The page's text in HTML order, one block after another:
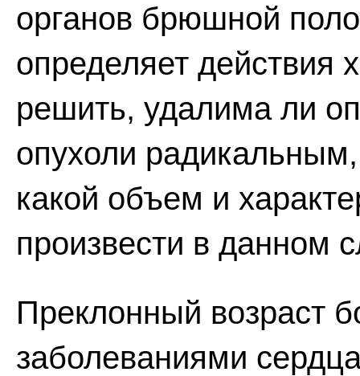
органов брюшной
определяет действия
решить, удалима ли
опухоли радикальным,
какой объем и
произвести в данном
Преклонный возраст
заболеваниями